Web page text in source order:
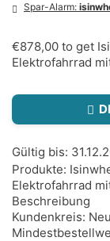
Spar-Alarm:
€878,00 to get
Elektrofahrrad
Gültig bis:
Produkte:
Elektrofahrrad
Beschreibung
Kundenkreis: